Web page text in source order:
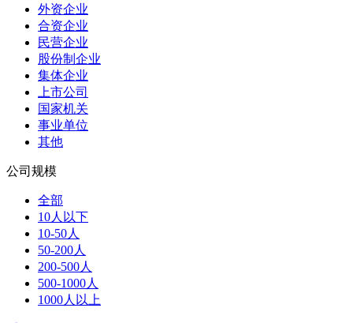
外资企业
合资企业
民营企业
股份制企业
集体企业
上市公司
国家机关
事业单位
其他
公司规模
全部
10人以下
10-50人
50-200人
200-500人
500-1000人
1000人以上